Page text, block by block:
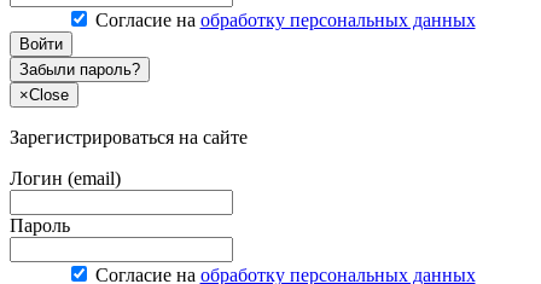
Согласие на обработку персональных данных
Войти
Забыли пароль?
×Close
Зарегистрироваться на сайте
Логин (email)
Пароль
Согласие на обработку персональных данных